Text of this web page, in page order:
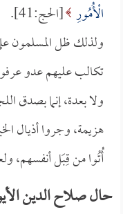
الْأُمُورِ [الحج:41].
ولذلك ظل المسلمون
تكالب عليهم عدو
ولا بعدة، إنما بصدق
هزيمة، وجروا أذيال
أُتُوا من قِبَل أنفسهم،
حال صلاح الدين